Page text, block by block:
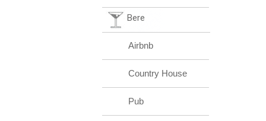
Bere
Airbnb
Country House
Pub